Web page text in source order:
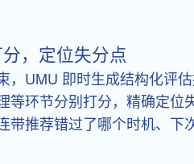
，定位失分点
，UMU 即时生成结构化评
等环节分别打分，精确定位
带推荐错过了哪个时机、下